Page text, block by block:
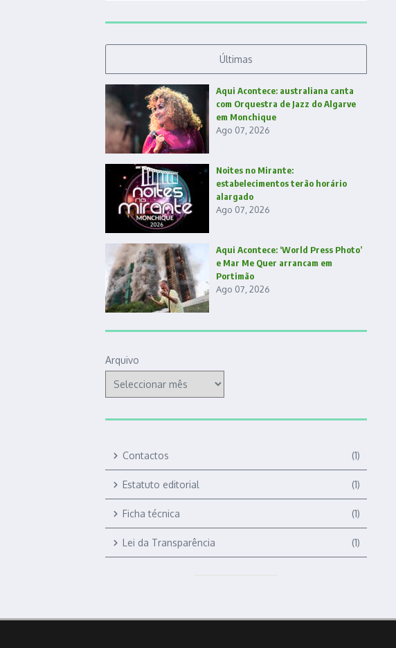
Últimas
Aqui Acontece: australiana canta
com Orquestra de Jazz do Algarve
em Monchique
Ago 07, 2026
Noites no Mirante:
estabelecimentos terão horário
alargado
Ago 07, 2026
Aqui Acontece: ‘World Press Photo’
e Mar Me Quer arrancam em
Portimão
Ago 07, 2026
Arquivo
Contactos (1)
Estatuto editorial (1)
Ficha técnica (1)
Lei da Transparência (1)